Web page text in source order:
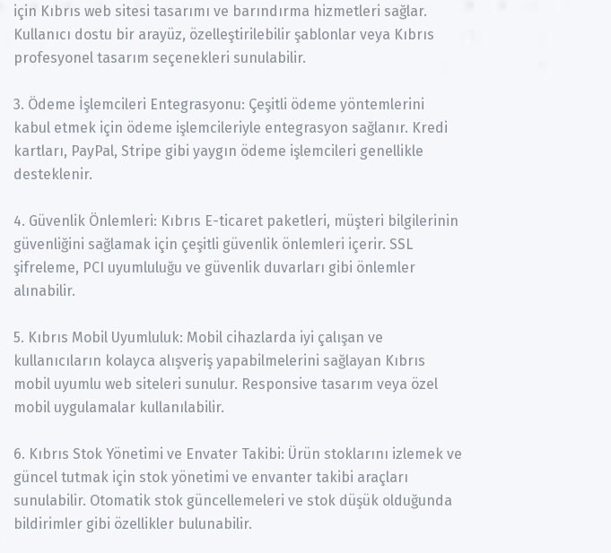
için Kıbrıs web sitesi tasarımı ve barındırma hizmetleri sağlar.
Kullanıcı dostu bir arayüz, özelleştirilebilir şablonlar veya Kıbrıs
profesyonel tasarım seçenekleri sunulabilir.
3. Ödeme İşlemcileri Entegrasyonu: Çeşitli ödeme yöntemlerini
kabul etmek için ödeme işlemcileriyle entegrasyon sağlanır. Kredi
kartları, PayPal, Stripe gibi yaygın ödeme işlemcileri genellikle
desteklenir.
4. Güvenlik Önlemleri: Kıbrıs E-ticaret paketleri, müşteri bilgilerinin
güvenliğini sağlamak için çeşitli güvenlik önlemleri içerir. SSL
şifreleme, PCI uyumluluğu ve güvenlik duvarları gibi önlemler
alınabilir.
5. Kıbrıs Mobil Uyumluluk: Mobil cihazlarda iyi çalışan ve
kullanıcıların kolayca alışveriş yapabilmelerini sağlayan Kıbrıs
mobil uyumlu web siteleri sunulur. Responsive tasarım veya özel
mobil uygulamalar kullanılabilir.
6. Kıbrıs Stok Yönetimi ve Envater Takibi: Ürün stoklarını izlemek ve
güncel tutmak için stok yönetimi ve envanter takibi araçları
sunulabilir. Otomatik stok güncellemeleri ve stok düşük olduğunda
bildirimler gibi özellikler bulunabilir.